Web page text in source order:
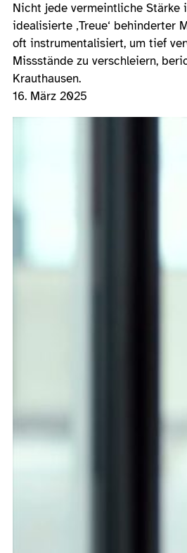
Nicht jede vermeintliche Stärke
idealisierte ‚Treue‘ behinderter
oft instrumentalisiert, um tief
Missstände zu verschleiern,
Krauthausen.
16. März 2025